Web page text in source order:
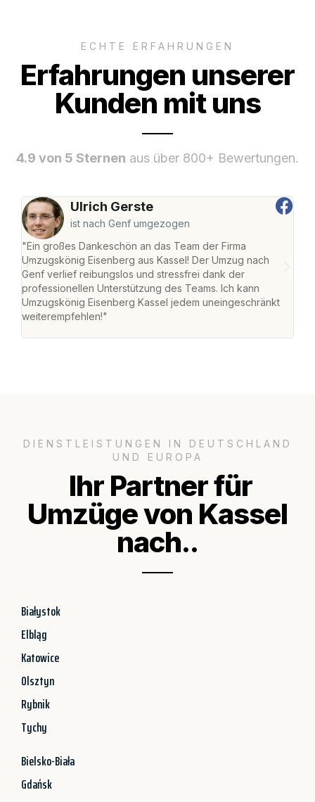
ECHTE ERFAHRUNGEN
Erfahrungen unserer
Kunden mit uns
4.9 von 5 Sternen aus über 800+ Bewertungen.
Ulrich Gerste
ist nach Genf umgezogen
"Ein großes Dankeschön an das Team der Firma
Umzugskönig Eisenberg aus Kassel! Der Umzug nach
Genf verlief reibungslos und stressfrei dank der
professionellen Unterstützung des Teams. Ich kann
Umzugskönig Eisenberg Kassel jedem uneingeschränkt
weiterempfehlen!"
DIENSTLEISTUNGEN IN DEUTSCHLAND
UND EUROPA
Ihr Partner für
Umzüge von Kassel
nach..
Białystok
Elbląg
Katowice
Olsztyn
Rybnik
Tychy
Bielsko-Biała
Gdańsk